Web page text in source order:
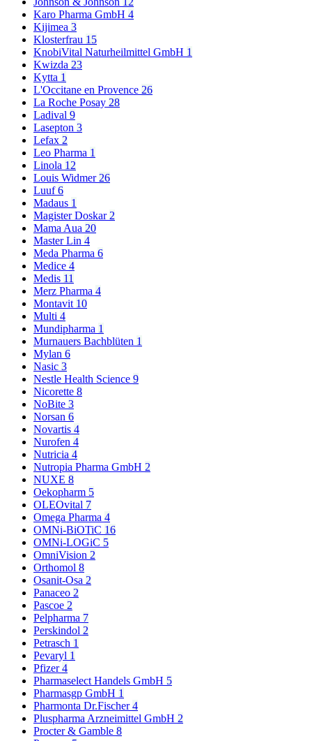
Karo Pharma GmbH 4
Kijimea 3
Klosterfrau 15
KnobiVital Naturheilmittel GmbH 1
Kwizda 23
Kytta 1
L'Occitane en Provence 26
La Roche Posay 28
Ladival 9
Lasepton 3
Lefax 2
Leo Pharma 1
Linola 12
Louis Widmer 26
Luuf6
Madaus 1
Magister Doskar 2
Mama Aua 20
Master Lin 4
Meda Pharma 6
Medice 4
Medis 11
Merz Pharma 4
Montavit 10
Multi 4
Mundipharma 1
Murnauers Bachblüten 1
Mylan 6
Nasic 3
Nestle Health Science 9
Nicorette 8
NoBite 3
Norsan 6
Novartis 4
Nurofen 4
Nutricia 4
Nutropia Pharma GmbH 2
NUXE 8
Oekopharm 5
OLEOvital 7
Omega Pharma 4
OMNi-BiOTiC 16
OMNi-LOGiC 5
OmniVision 2
Orthomol 8
Osanit-Osa 2
Panaceo 2
Pascoe 2
Pelpharma 7
Perskindol 2
Petrasch 1
Pevaryl 1
Pfizer4
Pharmaselect Handels GmbH 5
Pharmasgp GmbH 1
Pharmonta Dr.Fischer4
Pluspharma Arzneimittel GmbH 2
Procter & Gamble 8